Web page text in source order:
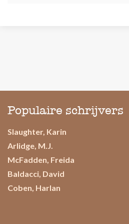
Populaire schrijvers
Slaughter, Karin
Arlidge, M.J.
McFadden, Freida
Baldacci, David
Coben, Harlan